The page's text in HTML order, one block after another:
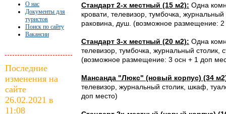
О нас
Документы для
туристов
Поиск по сайту
Вакансии
Последние
изменения на
сайте
26.02.2021 в
11:08
Стандарт 2-х местный (15 м2): Одна
кровати, телевизор, тумбочка,
раковина, душ. (возможное размещение: 2
Стандарт 3-х местный (20 м2): Одна
телевизор, тумбочка, журнальный столик,
(возможное размещение: 3 осн + 1 доп
Мансанда "Люкс" (новый корпус) (34
телевизор, журнальный столик, шкаф,
доп место)